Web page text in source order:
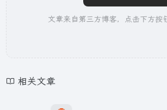
文章来自第三方博客，点击下方按
相关文章